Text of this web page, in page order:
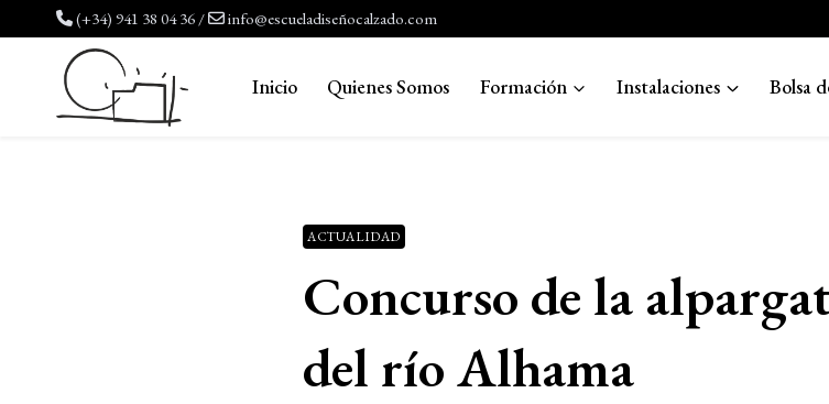
al
contenido
(+34) 941 38 04 36 / info@escueladiseñocalzado.com
Inicio Quienes Somos Formación Instalaciones Bolsa
ACTUALIDAD
Concurso de la
del río Alhama